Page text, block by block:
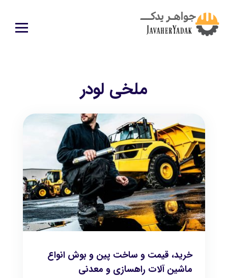
ملخی لودر
خرید، قیمت و ساخت پین و بوش انواع
ماشین آلات راهسازی و معدنی